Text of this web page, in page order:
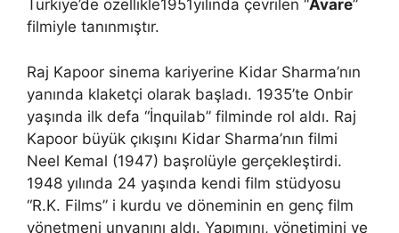
Türkiye’de özellikle1951yılında çevrilen “Avare”
filmiyle tanınmıştır.
Raj Kapoor sinema kariyerine Kidar Sharma’nın
yanında klaketçi olarak başladı. 1935’te Onbir
yaşında ilk defa “İnquilab” filminde rol aldı. Raj
Kapoor büyük çıkışını Kidar Sharma’nın filmi
Neel Kemal (1947) başrolüyle gerçekleştirdi.
1948 yılında 24 yaşında kendi film stüdyosu
“R.K. Films” i kurdu ve döneminin en genç film
yönetmeni unvanını aldı. Yapımını, yönetimini ve